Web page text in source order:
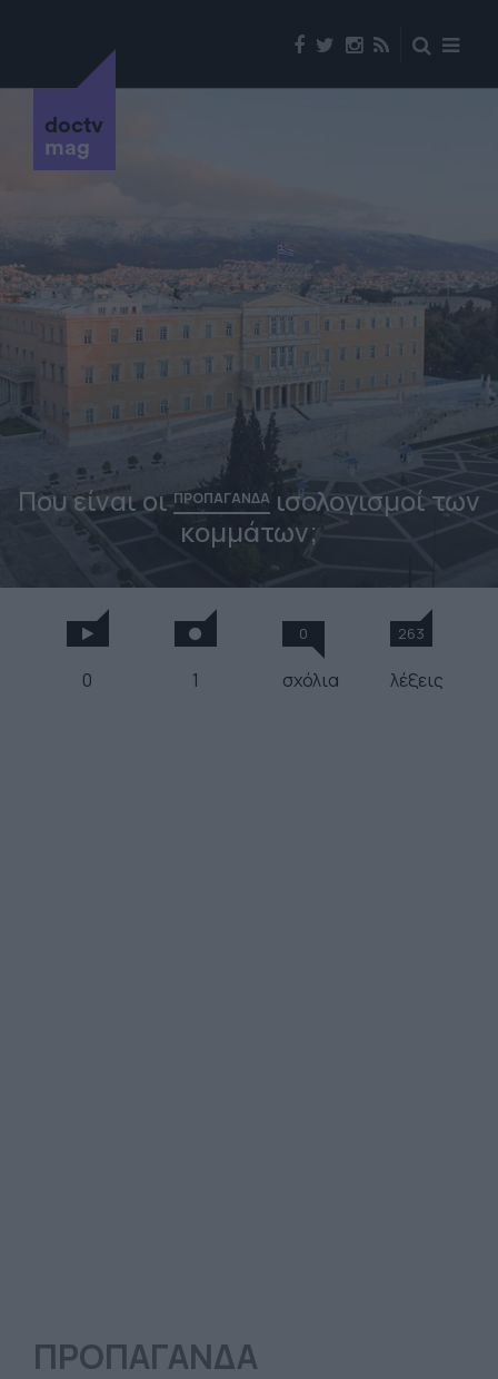
doctv
mag
Που είναι οιΠΡΟΠΑΓΑΝΔΑ ισολογισμοί των
κομμάτων;
0 1
0
σχόλια
263
λέξεις
ΠΡΟΠΑΓΑΝΔΑ